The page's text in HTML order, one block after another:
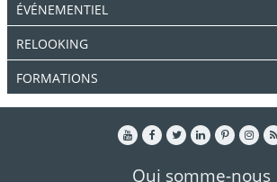
ÉVÉNEMENTIEL
RELOOKING
FORMATIONS
Qui somme-nous